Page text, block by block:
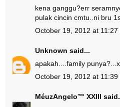
kena ganggu?err
pulak cincin cmtu..ni bru
October 19, 2012 at 11:27
Unknown said...
apakah....family
October 19, 2012 at 11:39
MéuzAngelo™ XXIII